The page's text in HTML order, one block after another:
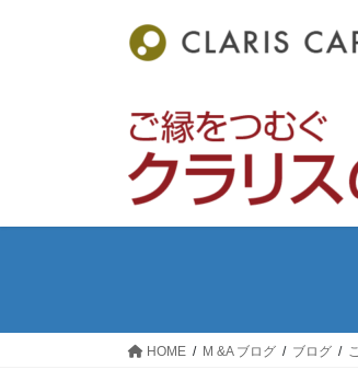
HOME M &A ブログ ブログ